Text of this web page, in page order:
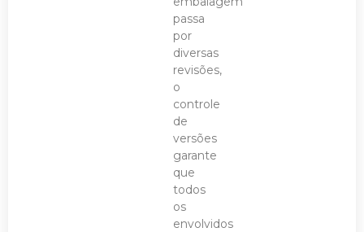
passa
por
diversas
revisões,
o
controle
de
versões
garante
que
todos
os
envolvidos